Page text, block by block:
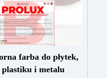
farba do płytek,
i metalu